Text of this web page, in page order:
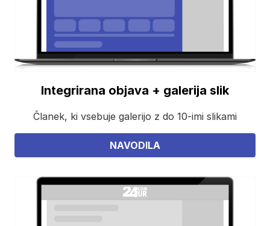
Integrirana objava + galerija slik
Članek, ki vsebuje galerijo z do 10-imi slikami
NAVODILA